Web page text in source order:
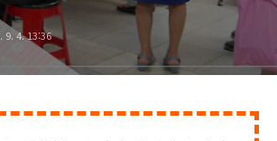
9. 4. 13:36